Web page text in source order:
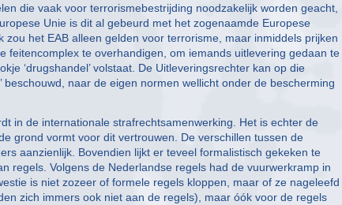
die vaak voor terrorismebestrijding noodzakelijk worden geacht,
Unie is dit al gebeurd met het zogenaamde Europese
het EAB alleen gelden voor terrorisme, maar inmiddels prijken
te overhandigen, om iemands uitlevering gedaan te
‘drugshandel’ volstaat. De Uitleveringsrechter kan op die
naar de eigen normen wellicht onder de bescherming
in de internationale strafrechtsamenwerking. Het is echter de
grond vormt voor dit vertrouwen. De verschillen tussen de
aanzienlijk. Bovendien lijkt er teveel formalistisch gekeken te
regels. Volgens de Nederlandse regels had de vuurwerkramp in
is niet zozeer of formele regels kloppen, maar of ze nageleefd
zich immers ook niet aan de regels), maar óók voor de regels